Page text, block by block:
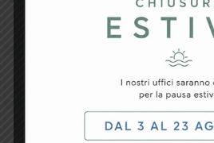
Resi e Garanzia
Downloads
Recensioni